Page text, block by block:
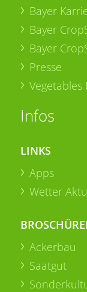
Bayer
Bayer
Bayer
Presse
Infos
LINKS
Apps
Wetter
Ackerbau
Saatgut